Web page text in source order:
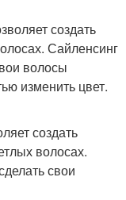
создать
Сайленсинг
волосы
изменить цвет.
создать
волосах.
свои